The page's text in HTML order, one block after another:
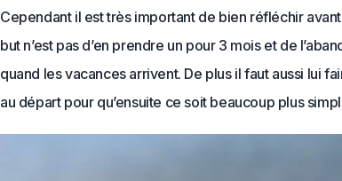
Cependant il est très important de bien réfléchir
but n’est pas d’en prendre un pour 3 mois et de
quand les vacances arrivent. De plus il faut aussi lui
au départ pour qu’ensuite ce soit beaucoup plus